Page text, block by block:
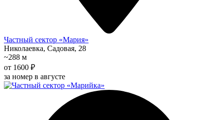
Частный сектор «Мария»
Николаевка, Садовая, 28
~288 м
от 1600 ₽
за номер в августе